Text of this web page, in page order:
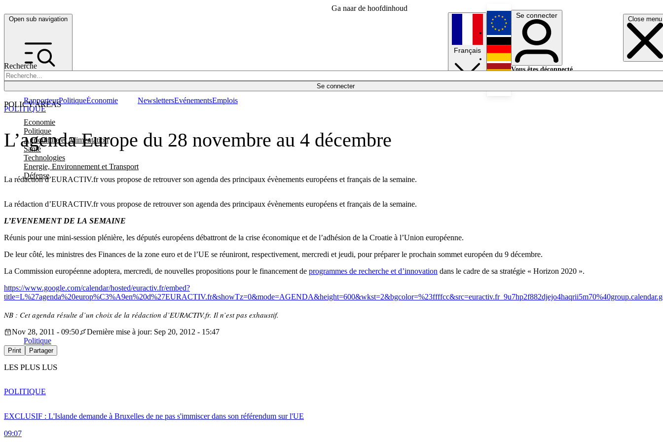
Ga naar de hoofdinhoud
Open sub navigation Close menu
Recherche
Se connecter
POLICY AREAS
Economie
Politique
Agriculture et Alimentation
Santé
Technologies
Energie, Environnement et Transport
Défense
RapporteurPolitiqueÉconomie NewslettersEvénementsEmplois
Français
English
Deutsch
Se connecter
Vous êtes déconnecté.
L’agenda Europe du 28 novembre au 4 décembre
La rédaction d’EURACTIV.fr vous propose de retrouver son agenda des principaux évènements européens et français de la semaine.
POLITIQUE
La rédaction d’EURACTIV.fr vous propose de retrouver son agenda des principaux évènements européens et français de la semaine.
L’EVENEMENT DE LA SEMAINE
Réunis pour une mini-session plénière, les députés européens débattront de la crise économique et de l’adhésion de la Croatie à l’Union européenne.
De leur côté, les ministres des Finances de la zone euro et de l’UE se réuniront, respectivement, mercredi et jeudi, pour préparer le prochain sommet européen du 9 décembre.
La Commission européenne adoptera, mercredi, de nouvelles propositions pour le financement de programmes de recherche et d’innovation dans le cadre de sa stratégie « Horizon 2020 ».
https://www.google.com/calendar/hosted/euractiv.fr/embed?
NB : Cet agenda résulte d’un choix de la rédaction d’EURACTIV.fr. Il n’est pas exhaustif.
Nov 28, 2011 - 09:50
Dernière mise à jour: Sep 20, 2012 - 15:47
Politique
Print Partager
LES PLUS LUS
EXCLUSIF : L'Islande demande à Bruxelles de ne pas s'immiscer dans son référendum sur l'UE
09:07
POLITIQUE